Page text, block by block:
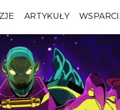
ARTYKUŁY